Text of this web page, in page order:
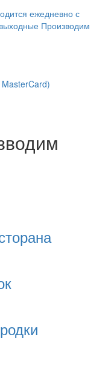
ежедневно с
Производим
MasterCard)